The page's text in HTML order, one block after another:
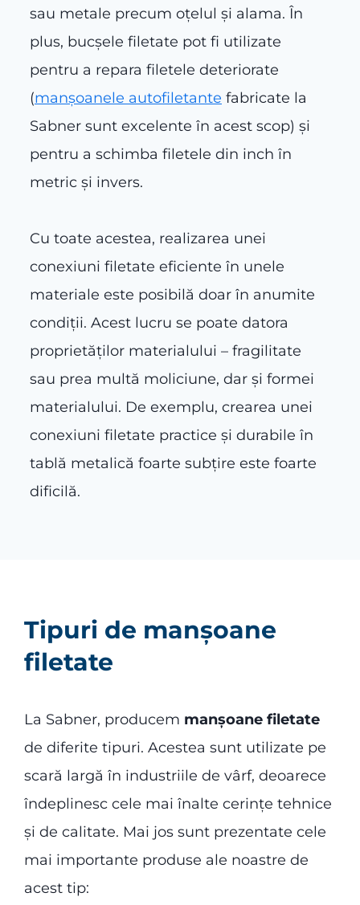
sau metale precum oțelul și alama. În
plus, bucșele filetate pot fi utilizate
pentru a repara filetele deteriorate
(manșoanele autofiletante fabricate la
Sabner sunt excelente în acest scop) și
pentru a schimba filetele din inch în
metric și invers.
Cu toate acestea, realizarea unei
conexiuni filetate eficiente în unele
materiale este posibilă doar în anumite
condiţii. Acest lucru se poate datora
proprietăților materialului – fragilitate
sau prea multă moliciune, dar și formei
materialului. De exemplu, crearea unei
conexiuni filetate practice și durabile în
tablă metalică foarte subțire este foarte
dificilă.
Tipuri de manșoane
filetate
La Sabner, producem manșoane filetate
de diferite tipuri. Acestea sunt utilizate pe
scară largă în industriile de vârf, deoarece
îndeplinesc cele mai înalte cerințe tehnice
și de calitate. Mai jos sunt prezentate cele
mai importante produse ale noastre de
acest tip: